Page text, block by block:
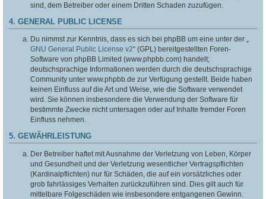
sind, dem Betreiber oder einem Dritten Schaden zuzufügen.
4. GENERAL PUBLIC LICENSE
Du nimmst zur Kenntnis, dass es sich bei phpBB um eine unter der „
GNU General Public License v2“ (GPL) bereitgestellten Foren-
Software von phpBB Limited (www.phpbb.com) handelt;
deutschsprachige Informationen werden durch die deutschsprachige
Community unter www.phpbb.de zur Verfügung gestellt. Beide haben
keinen Einfluss auf die Art und Weise, wie die Software verwendet
wird. Sie können insbesondere die Verwendung der Software für
bestimmte Zwecke nicht untersagen oder auf Inhalte fremder Foren
Einfluss nehmen.
5. GEWÄHRLEISTUNG
Der Betreiber haftet mit Ausnahme der Verletzung von Leben, Körper
und Gesundheit und der Verletzung wesentlicher Vertragspflichten
(Kardinalpflichten) nur für Schäden, die auf ein vorsätzliches oder
grob fahrlässiges Verhalten zurückzuführen sind. Dies gilt auch für
mittelbare Folgeschäden wie insbesondere entgangenen Gewinn.